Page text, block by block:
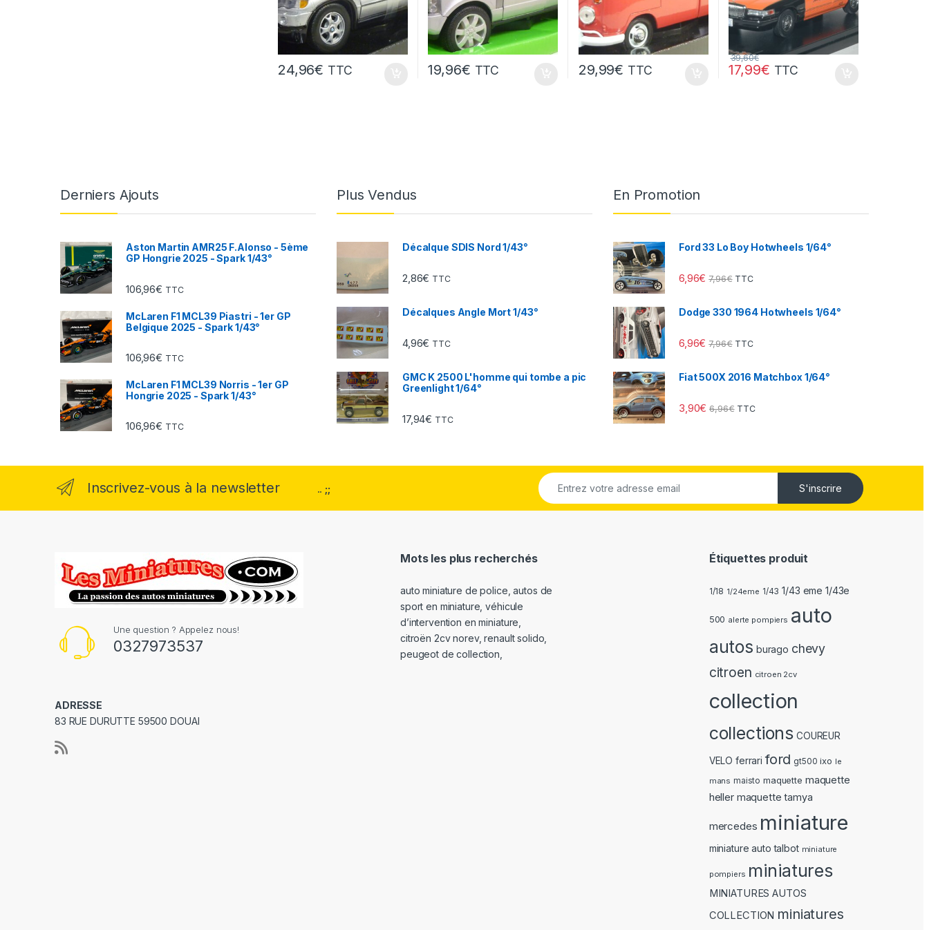
24,96€ TTC 19,96€ TTC 29,99€ TTC 17,99€
39,60€
TTC
Derniers Ajouts
Aston Martin AMR25 F.Alonso - 5ème
GP Hongrie 2025 - Spark 1/43°
106,96€ TTC
McLaren F1 MCL39 Piastri - 1er GP
Belgique 2025 - Spark 1/43°
106,96€ TTC
McLaren F1 MCL39 Norris - 1er GP
Hongrie 2025 - Spark 1/43°
106,96€ TTC
Plus Vendus
Décalque SDIS Nord 1/43°
2,86€ TTC
Décalques Angle Mort 1/43°
4,96€ TTC
GMC K 2500 L'homme qui tombe a pic
Greenlight 1/64°
17,94€ TTC
En Promotion
Ford 33 Lo Boy Hotwheels 1/64°
6,96€ 7,96€ TTC
Dodge 330 1964 Hotwheels 1/64°
6,96€ 7,96€ TTC
Fiat 500X 2016 Matchbox 1/64°
3,90€ 6,96€ TTC
Inscrivez-vous à la newsletter .. ;; S'inscrire
Une question ? Appelez nous!
0327973537
ADRESSE
83 RUE DURUTTE 59500 DOUAI
Mots les plus recherchés
auto miniature de police ,autos de
sport en miniature ,véhicule
d’intervention en miniature
citroën 2cv norev,renault solido
peugeot de collection
Étiquettes produit
1/18 1/24eme 1/43 1/43 eme 1/43e
500 alerte pompiers auto
autos burago chevy
citroen citroen 2cv
collection
collections COUREUR
VELO ferrari ford gt500 ixo le
mans maisto maquette maquette
heller maquette tamya
mercedes miniature
miniature auto talbot miniature
pompiers miniatures
MINIATURES AUTOS
COLLECTION miniatures